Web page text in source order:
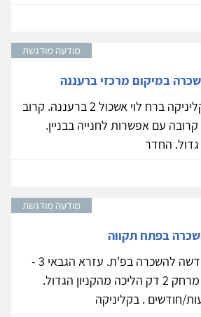
מודעה מודגשת
במיקום מרכזי ברעננה
מחפשים שותפ.ה לקליניקה ברח לוי אשכול 2 ברעננה. קרוב
עם אפשרות לחנייה בבניין.
החדר
מודעה מודגשת
בפתח תקווה
קליניקה מהממת וחדשה להשכרה בפ'ת. עזרא הגבאי 3 -
מתחם מטרו פארק. מרחק 2 דק הליכה מהקניון הגדול.
חודשים . בקליניקה